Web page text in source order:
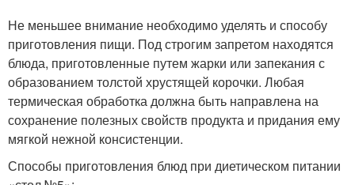
Не меньшее внимание необходимо уделять и способу
приготовления пищи. Под строгим запретом находятся
блюда, приготовленные путем жарки или запекания с
образованием толстой хрустящей корочки. Любая
термическая обработка должна быть направлена на
сохранение полезных свойств продукта и придания ему
мягкой нежной консистенции.
Способы приготовления блюд при диетическом питании